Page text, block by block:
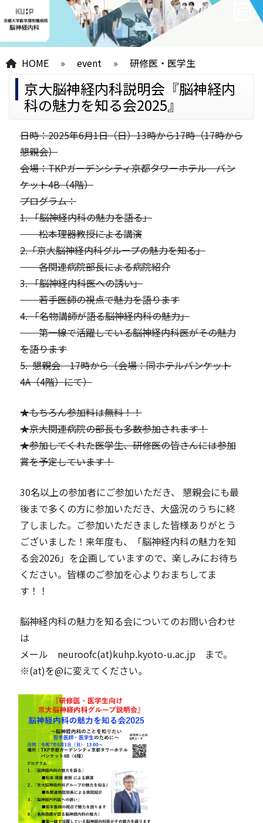
HOME » event » 研修医・医学生
京大脳神経内科説明会『脳神経内
科の魅力を知る会2025』
日時：2025年6月1日（日）13時から17時（17時から
懇親会）
会場：TKPガーデンシティ京都タワーホテル バン
ケット4B（4階）
プログラム：
1. 「脳神経内科の魅力を語る」
松本理器教授による講演
2.「京大脳神経内科グループの魅力を知る」
各関連病院部長による病院紹介
3. 「脳神経内科医への誘い」
若手医師の視点で魅力を語ります
4. 「名物講師が語る脳神経内科の魅力」
第一線で活躍している脳神経内科医がその魅力
を語ります
5. 懇親会 17時から（会場：同ホテルバンケット
4A（4階）にて）
★もちろん参加料は無料！！
★京大関連病院の部長も多数参加されます！
★参加してくれた医学生、研修医の皆さんには参加
賞を予定しています！
30名以上の参加者にご参加いただき、 懇親会にも最
後まで多くの方に参加いただき、大盛況のうちに終
了しました。ご参加いただきました皆様ありがとう
ございました！来年度も、「脳神経内科の魅力を知
る会2026」を企画していますので、楽しみにお待ち
ください。皆様のご参加を心よりおまちしてま
す！！
脳神経内科の魅力を知る会についてのお問い合わせ
は
メール neuroofc(at)kuhp.kyoto-u.ac.jp まで。
※(at)を@に変えてください。